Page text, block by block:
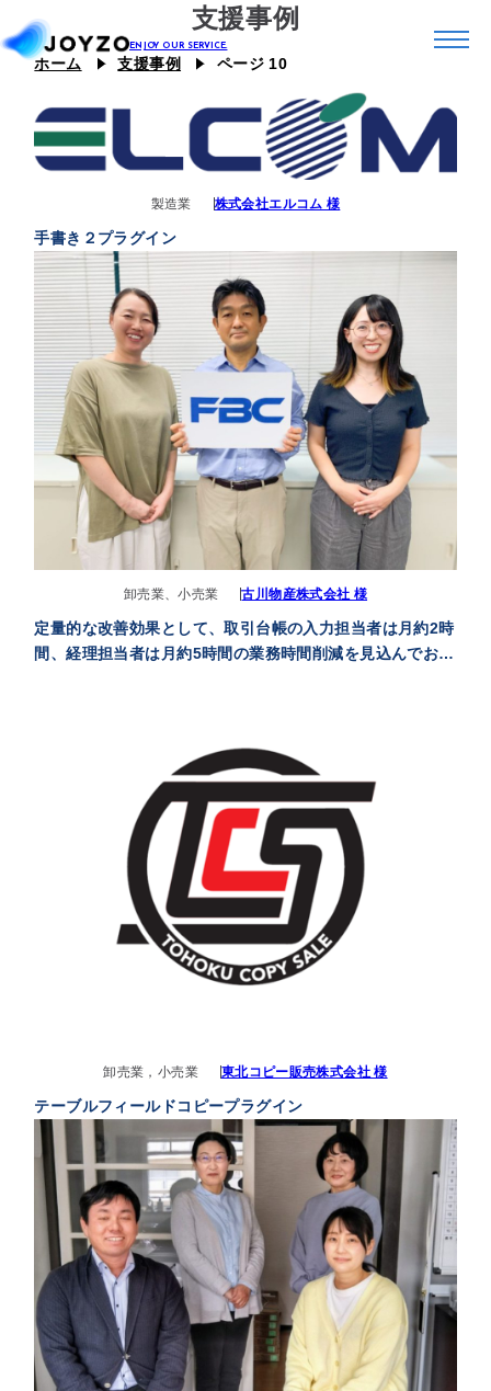
システム39
カスタム39
ジョイとも
連携プラグイン
スキル39
J Camp
ジチタイ39
Joboco
支援事例
セミナー
運用相談してみる
最適なサービスをご提案します
30秒
支援事例
ホーム 支援事例 ページ 10
製造業 株式会社エルコム 様
手書き２プラグイン
卸売業、小売業 古川物産株式会社 様
定量的な改善効果として、取引台帳の入力担当者は月約2時
間、経理担当者は月約5時間の業務時間削減を見込んでお
卸売業，小売業 東北コピー販売株式会社 様
テーブルフィールドコピープラグイン